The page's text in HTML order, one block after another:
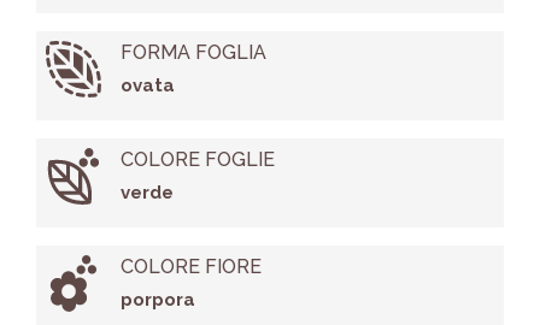
FORMA FOGLIA
ovata
COLORE FOGLIE
verde
COLORE FIORE
porpora